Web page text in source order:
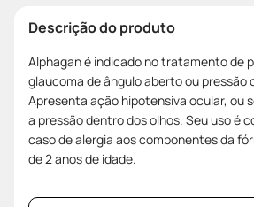
Descrição do produto
Alphagan é indicado no tratamento de
glaucoma de ângulo aberto ou pressão
Apresenta ação hipotensiva ocular, ou
a pressão dentro dos olhos. Seu uso é
caso de alergia aos componentes da
de 2 anos de idade.